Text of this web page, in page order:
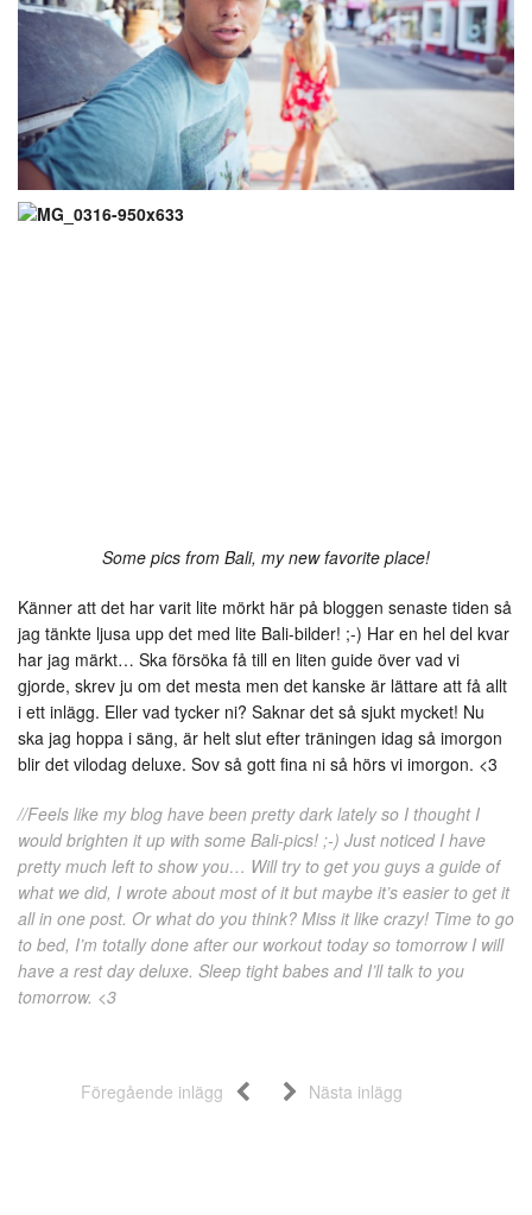
Some pics from Bali, my new favorite place!
Känner att det har varit lite mörkt här på bloggen senaste tiden så
jag tänkte ljusa upp det med lite Bali-bilder! ;-) Har en hel del kvar
har jag märkt… Ska försöka få till en liten guide över vad vi
gjorde, skrev ju om det mesta men det kanske är lättare att få allt
i ett inlägg. Eller vad tycker ni? Saknar det så sjukt mycket! Nu
ska jag hoppa i säng, är helt slut efter träningen idag så imorgon
blir det vilodag deluxe. Sov så gott fina ni så hörs vi imorgon. <3
//Feels like my blog have been pretty dark lately so I thought I
would brighten it up with some Bali-pics! ;-) Just noticed I have
pretty much left to show you… Will try to get you guys a guide of
what we did, I wrote about most of it but maybe it’s easier to get it
all in one post. Or what do you think? Miss it like crazy! Time to go
to bed, I’m totally done after our workout today so tomorrow I will
have a rest day deluxe. Sleep tight babes and I’ll talk to you
tomorrow. <3
Föregående inlägg Nästa inlägg